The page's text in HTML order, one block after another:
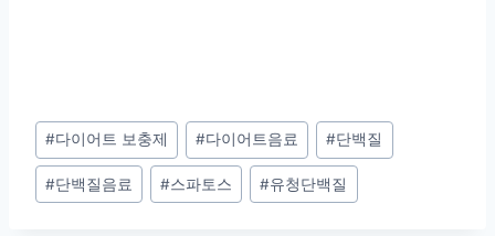
Post
Tags:
#다이어트 보충제 #다이어트음료 #단백질
#단백질음료 #스파토스 #유청단백질